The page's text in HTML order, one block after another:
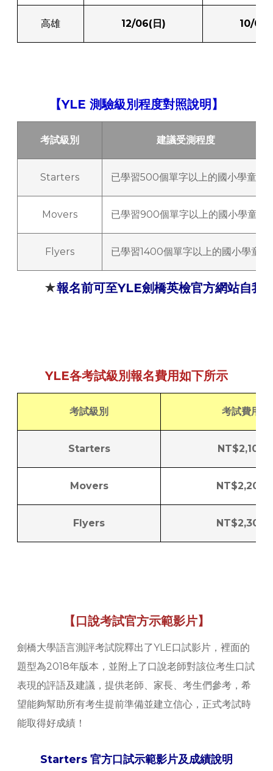
高雄 12/06(日) 10/07(
【YLE 測驗級別程度對照說明】
考試級別 建議受測程度
Starters 已學習500個單字以上的國小學童
Movers 已學習900個單字以上的國小學童
Flyers 已學習1400個單字以上的國小學童
★報名前可至YLE劍橋英檢官方網站自我
YLE各考試級別報名費用如下所示
考試級別 考試費用
Starters NT$2,100
Movers NT$2,200
Flyers NT$2,300
【口說考試官方示範影片】
劍橋大學語言測評考試院釋出了YLE口試影片，裡面的
題型為2018年版本，並附上了口說老師對該位考生口試
表現的評語及建議，提供老師、家長、考生們參考，希
望能夠幫助所有考生提前準備並建立信心，正式考試時
能取得好成績！
Starters 官方口試示範影片及成績說明